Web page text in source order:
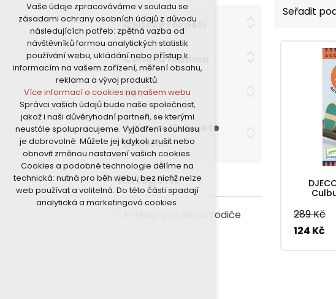
Technická cookies
nutná pro provozování webu
udržení kontextu stránek (session):
případná přihlášení, volby jazyka, apod.
Volitelná cookies
analytická pro anonymizované
vyhodnocení návštěvnosti
marketingová cookies (Google)
Více informací o cookies na našem webu
Přijmout všechny cookies
Odmítnout vše
Vaše údaje zpracováváme v souladu se
zásadami ochrany osobních údajů z důvodu
následujících potřeb: zpětná vazba od
návštěvníků formou analytických statistik
používání webu, ukládání nebo přístup k
informacím na vašem zařízení, měření obsahu,
reklama a vývoj produktů.
Více informací o cookies na našem webu
Správci vašich údajů bude naše společnost,
jakož i naši důvěryhodní partneři, se kterými
neustále spolupracujeme. Vyjádření souhlasu
je dobrovolné. Můžete jej kdykoli zrušit nebo
obnovit změnou nastavení vašich cookies.
Cookies a podobné technologie dělíme na
technická: nutná pro běh webu, bez nichž nelze
web používat a volitelná. Do této části spadají
analytická a marketingová cookies.
Cenové rozpětí
Cenová hladina
Věk
S čím potřebujete
pomoci?
Kategorie
E-shop pro děti a rodiče
Seřadit
289 Kč
124 Kč